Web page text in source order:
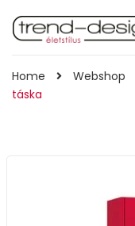
Home Webshop
táska